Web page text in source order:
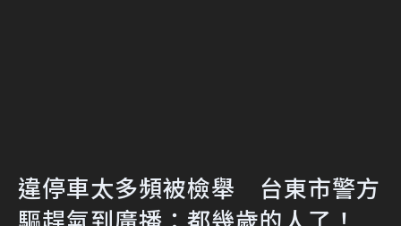
違停車太多頻被檢舉 台東市警方
驅趕氣到廣播：都幾歲的人了！